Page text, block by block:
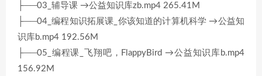
├──03_辅导课 →公益知识库zb.mp4 265.41M
├──04_编程知识拓展课_你该知道的计算机科学 →公益知
识库b.mp4 192.56M
├──05_编程课_飞翔吧，FlappyBird →公益知识库b.mp4
156.92M